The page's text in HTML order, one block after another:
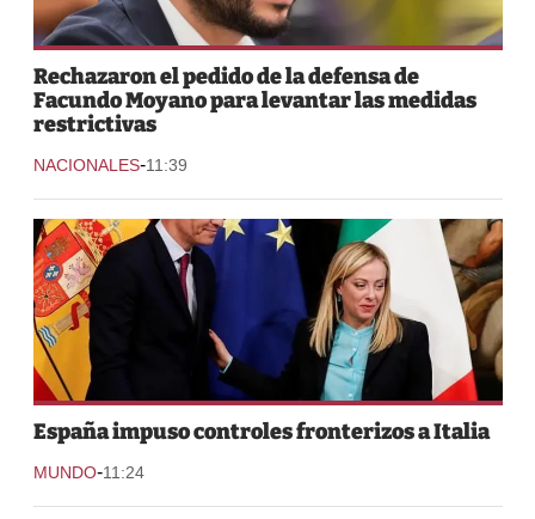
Rechazaron el pedido de la defensa de
Facundo Moyano para levantar las medidas
restrictivas
NACIONALES-11:39
España impuso controles fronterizos a Italia
MUNDO-11:24